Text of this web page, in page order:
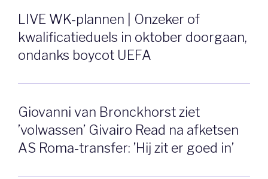
LIVE WK-plannen | Onzeker of
kwalificatieduels in oktober doorgaan,
ondanks boycot UEFA
Giovanni van Bronckhorst ziet
’volwassen’ Givairo Read na afketsen
AS Roma-transfer: ’Hij zit er goed in’